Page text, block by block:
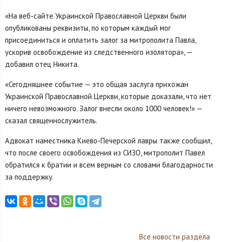
«На веб-сайте Украинской Православной Церкви были
опубликованы реквизиты, по которым каждый мог
присоединиться и оплатить залог за митрополита Павла,
ускорив освобождение из следственного изолятора», —
добавил отец Никита.
«Сегодняшнее событие — это общая заслуга прихожан
Украинской Православной Церкви, которые доказали, что нет
ничего невозможного. Залог внесли около 1000 человек!» —
сказал священнослужитель.
Адвокат наместника Киево-Печерской лавры также сообщил,
что после своего освобождения из СИЗО, митрополит Павел
обратился к братии и всем верным со словами благодарности
за поддержку.
Все новости раздела